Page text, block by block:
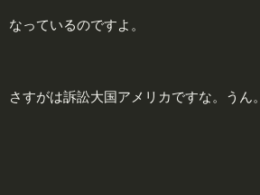
なっているのですよ。
さすがは訴訟大国アメリカですな。うん。